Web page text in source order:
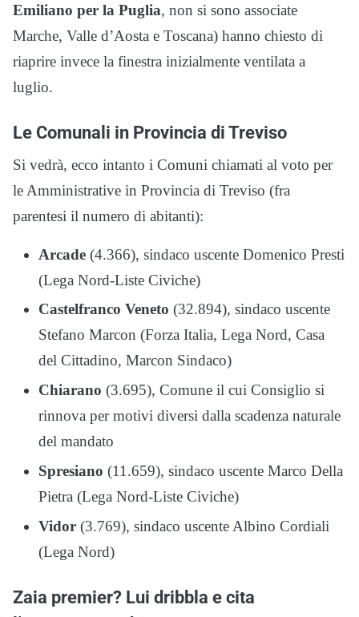
Emiliano per la Puglia, non si sono associate
Marche, Valle d’Aosta e Toscana) hanno chiesto di
riaprire invece la finestra inizialmente ventilata a
luglio.
Le Comunali in Provincia di Treviso
Si vedrà, ecco intanto i Comuni chiamati al voto per
le Amministrative in Provincia di Treviso (fra
parentesi il numero di abitanti):
Arcade (4.366), sindaco uscente Domenico Presti
(Lega Nord-Liste Civiche)
Castelfranco Veneto (32.894), sindaco uscente
Stefano Marcon (Forza Italia, Lega Nord, Casa
del Cittadino, Marcon Sindaco)
Chiarano (3.695), Comune il cui Consiglio si
rinnova per motivi diversi dalla scadenza naturale
del mandato
Spresiano (11.659), sindaco uscente Marco Della
Pietra (Lega Nord-Liste Civiche)
Vidor (3.769), sindaco uscente Albino Cordiali
(Lega Nord)
Zaia premier? Lui dribbla e cita